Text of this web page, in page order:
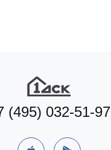
Подобрать квартиру
(495) 032-51-97